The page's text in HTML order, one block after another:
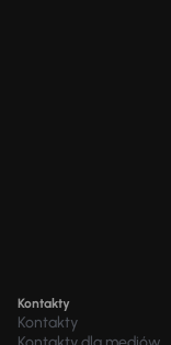
Kontakty
Kontakty